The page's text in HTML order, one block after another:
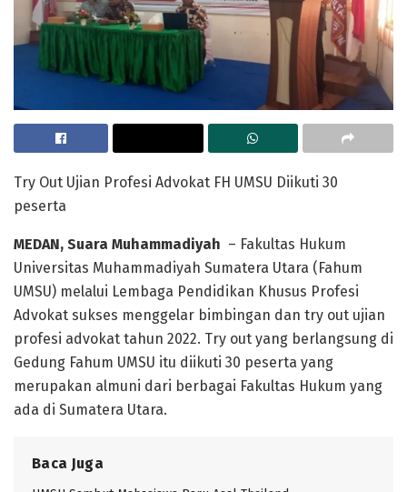
Try Out Ujian Profesi Advokat FH UMSU Diikuti 30
peserta
MEDAN, Suara Muhammadiyah – Fakultas Hukum
Universitas Muhammadiyah Sumatera Utara (Fahum
UMSU) melalui Lembaga Pendidikan Khusus Profesi
Advokat sukses menggelar bimbingan dan try out ujian
profesi advokat tahun 2022. Try out yang berlangsung di
Gedung Fahum UMSU itu diikuti 30 peserta yang
merupakan almuni dari berbagai Fakultas Hukum yang
ada di Sumatera Utara.
Baca Juga